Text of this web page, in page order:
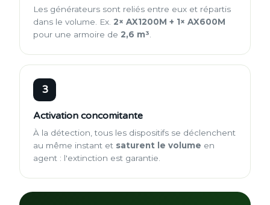
Les générateurs sont reliés entre eux et répartis
dans le volume. Ex. 2× AX1200M + 1× AX600M
pour une armoire de 2,6 m³
3
Activation concomitante
À la détection, tous les dispositifs se déclenchent
au même instant et saturent le volume en
agent : l'extinction est garantie.